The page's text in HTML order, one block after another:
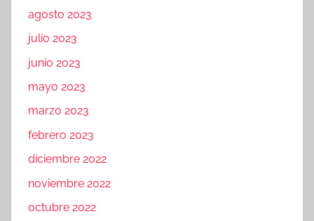
agosto 2023
julio 2023
junio 2023
mayo 2023
marzo 2023
febrero 2023
diciembre 2022
noviembre 2022
octubre 2022